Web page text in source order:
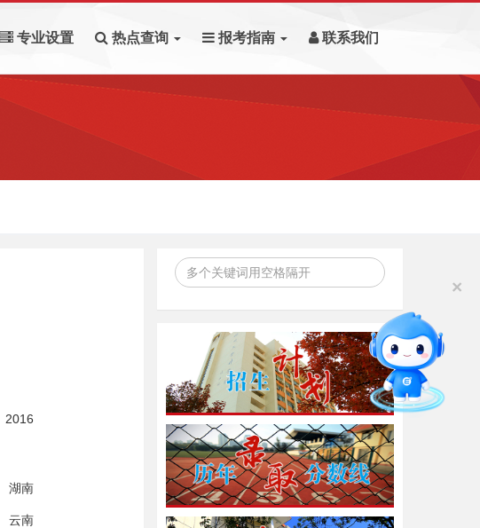
专业设置 热点查询 报考指南 联系我们
2016
湖南
云南
×
留言板
直通专业